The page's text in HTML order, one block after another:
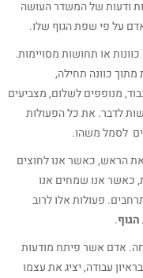
ודעות של המשדר העושה
על פי שפת הגוף שלו.
או תחושות מסויימות.
כוונה תחילה,
מנופפים לשלום, מצביעים
לדבר. את כל הפעולות
לסמל משהו.
הראש, כאשר אנו לחוצים
כאשר אנו שמחים אנו
פעולות אלו לרוב
הגוף.
אדם אשר פיתח מודעות
עבודה, יציג את עצמו